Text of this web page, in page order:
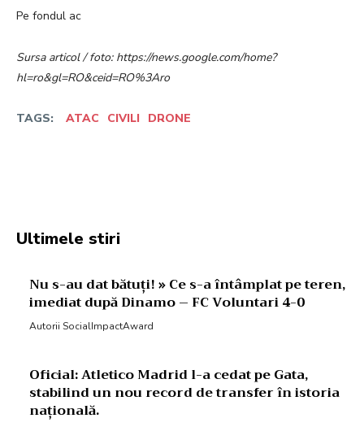
Pe fondul ac
Sursa articol / foto: https://news.google.com/home?
hl=ro&gl=RO&ceid=RO%3Aro
TAGS: ATAC CIVILI DRONE
Ultimele stiri
Nu s-au dat bătuți! » Ce s-a întâmplat pe teren,
imediat după Dinamo – FC Voluntari 4-0
Autorii SocialImpactAward
Oficial: Atletico Madrid l-a cedat pe Gata,
stabilind un nou record de transfer în istoria
națională.